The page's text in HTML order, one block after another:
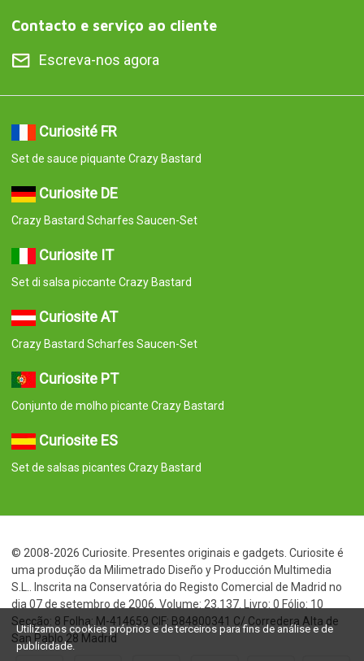
Contacto e serviço ao cliente
Escreva-nos agora
Curiosité FR
Set de sauce piquante Crazy Bastard
Curiosite DE
Crazy Bastard Scharfes Saucen-Set
Curiosite IT
Set di salsa piccante Crazy Bastard
Curiosite AT
Crazy Bastard Scharfes Saucen-Set
Curiosite PT
Conjunto de molho picante Crazy Bastard
Curiosite ES
Set de salsas picantes Crazy Bastard
© 2008-2026 Curiosite. Presentes originais e gadgets. Curiosite é
uma produção da Milimetrado Diseño y Producción Multimedia
S.L.. Inscrita na Conservatória do Registo Comercial de Madrid no
dia 07 de setembro de 2006. Volume: 23.137. Livro: 0 Fólio: 10
Secção: 8 Folha: M-414659 CIF: B84800341 C/ Corredera Alta de
San Pablo 28 Madrid
Utilizamos cookies próprios e de terceiros para fins de análise e de
publicidade.